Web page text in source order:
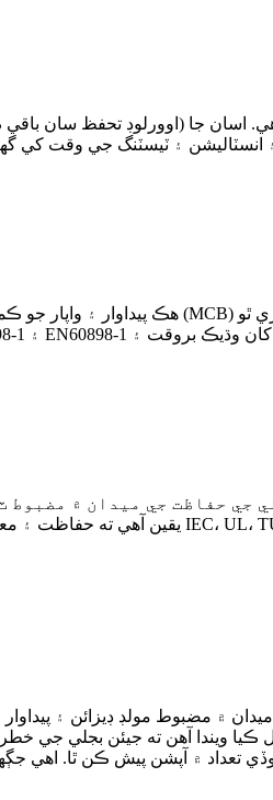
۽ ٽيسٽنگ جي وقت کي
ڪيا ويندا آهن ته جيئن بجلي